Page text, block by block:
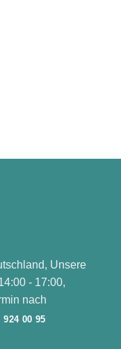
Unsere
- 17:00,
nach
924 00 95